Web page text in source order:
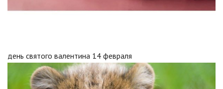
день святого валентина 14 февраля